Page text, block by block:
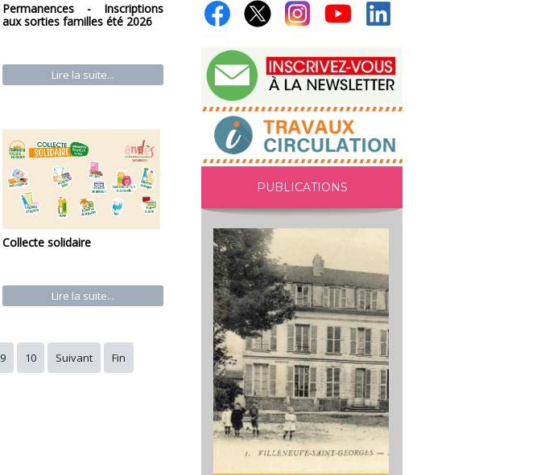
Permanences - Inscriptions
aux sorties familles été 2026
Lire la suite...
Collecte solidaire
Lire la suite...
9 10 Suivant Fin
PUBLICATIONS